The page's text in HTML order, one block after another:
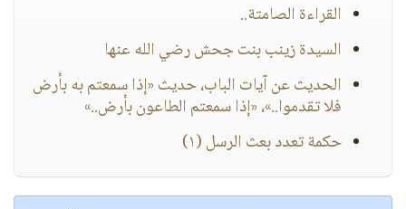
القراءة الصامتة..
السيدة زينب بنت جحش رضي الله عنها
الحديث عن آيات الباب، حديث «إذا سمعتم به بأرض
فلا تقدموا..»، «إذا سمعتم الطاعون بأرض..»
حكمة تعدد بعث الرسل (١)